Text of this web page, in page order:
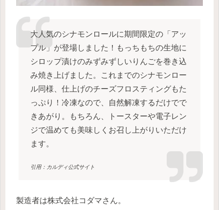
大人気のシナモンロールに期間限定の「アッ
プル」が登場しました！もっちもちの生地に
シロップ漬けのみずみずしいりんごを巻き込
み焼き上げました。これまでのシナモンロー
ル同様、仕上げのチーズフロスティングもた
っぷり！冷凍なので、自然解凍するだけでで
きあがり。もちろん、トースターや電子レン
ジで温めても美味しくお召し上がりいただけ
ます。
引用：カルディ公式サイト
製造者は株式会社コダマさん。